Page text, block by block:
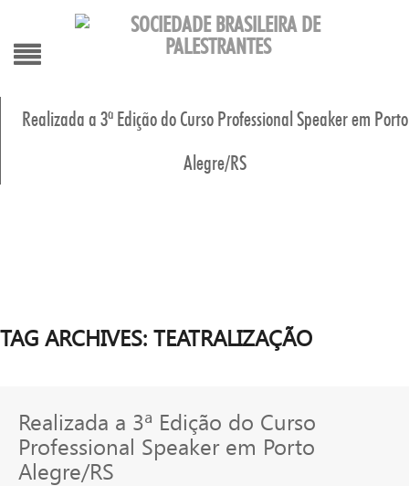
Realizada a 3ª Edição do Curso Professional Speaker em Porto
Alegre/RS
TAG ARCHIVES: TEATRALIZAÇÃO
Realizada a 3ª Edição do Curso
Professional Speaker em Porto
Alegre/RS